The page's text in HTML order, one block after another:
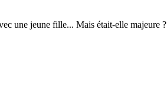
une jeune fille... Mais était-elle majeure ?